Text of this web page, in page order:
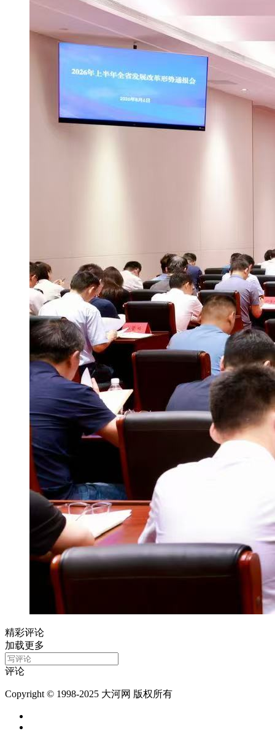
精彩评论
加载更多
评论
Copyright © 1998-2025 大河网 版权所有